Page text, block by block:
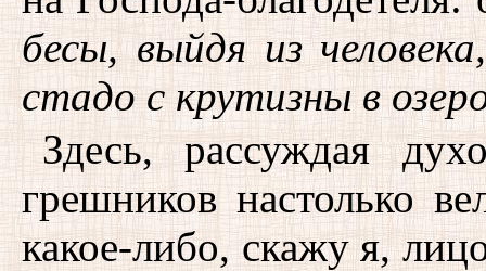
бесы, выйдя из
стадо с крутизны в
Здесь, рассуждая
грешников настолько
какое-либо, скажу я,